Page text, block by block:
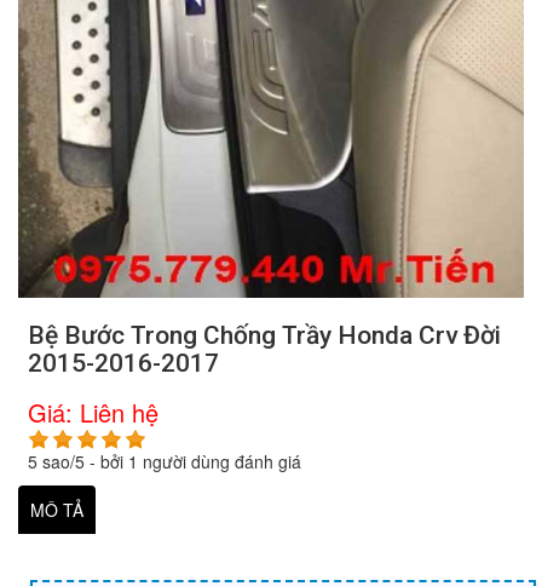
Bệ Bước Trong Chống Trầy Honda Crv Đời
2015-2016-2017
Giá: Liên hệ
5 sao/5 - bởi 1 người dùng đánh giá
MÔ TẢ